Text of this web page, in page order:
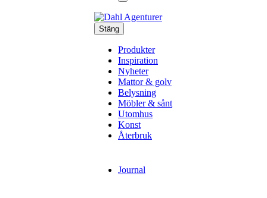
Stäng
Produkter
Inspiration
Nyheter
Mattor & golv
Belysning
Möbler & sånt
Utomhus
Konst
Återbruk
Journal